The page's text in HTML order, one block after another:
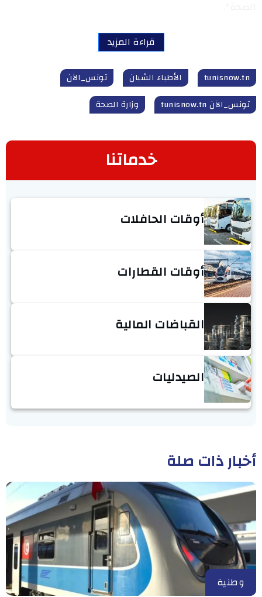
قراءة المزيد
tunisnow.tn الأطباء الشبان
تونس_الآن
تونس_الآن tunisnow.tn
وزارة الصحة
خدماتنا
أوقات الحافلات
أوقات القطارات
القباضات المالية
الصيدليات
أخبار ذات صلة
وطنية